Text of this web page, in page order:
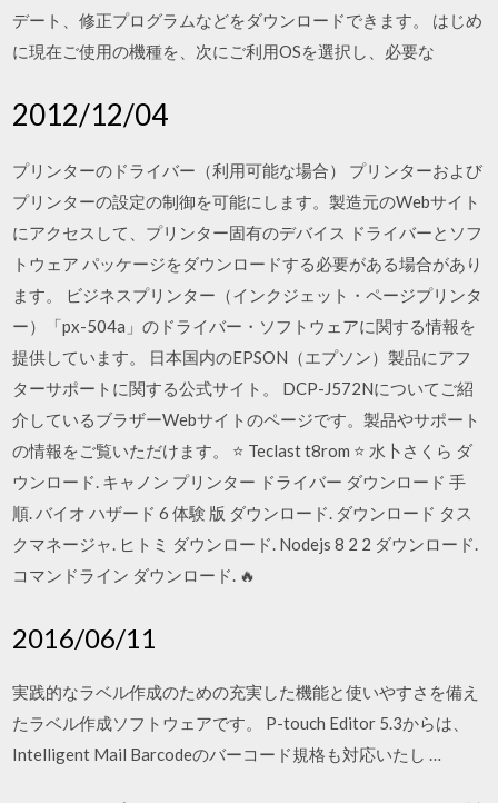
デート、修正プログラムなどをダウンロードできます。 はじめ
に現在ご使用の機種を、次にご利用OSを選択し、必要な
2012/12/04
プリンターのドライバー（利用可能な場合） プリンターおよび
プリンターの設定の制御を可能にします。製造元のWebサイト
にアクセスして、プリンター固有のデバイス ドライバーとソフ
トウェア パッケージをダウンロードする必要がある場合があり
ます。 ビジネスプリンター（インクジェット・ページプリンタ
ー）「px-504a」のドライバー・ソフトウェアに関する情報を
提供しています。 日本国内のEPSON（エプソン）製品にアフ
ターサポートに関する公式サイト。 DCP-J572Nについてご紹
介しているブラザーWebサイトのページです。製品やサポート
の情報をご覧いただけます。 ⭐ Teclast t8rom ⭐ 水卜さくら ダ
ウンロード. キャノン プリンター ドライバー ダウンロード 手
順. バイオ ハザード 6 体験 版 ダウンロード. ダウンロード タス
クマネージャ. ヒトミ ダウンロード. Nodejs 8 2 2 ダウンロード.
コマンドライン ダウンロード. 🔥
2016/06/11
実践的なラベル作成のための充実した機能と使いやすさを備え
たラベル作成ソフトウェアです。 P-touch Editor 5.3からは、
Intelligent Mail Barcodeのバーコード規格も対応いたし …